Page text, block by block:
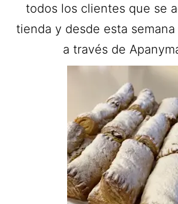
todos los clientes que se
tienda y desde esta
a través de